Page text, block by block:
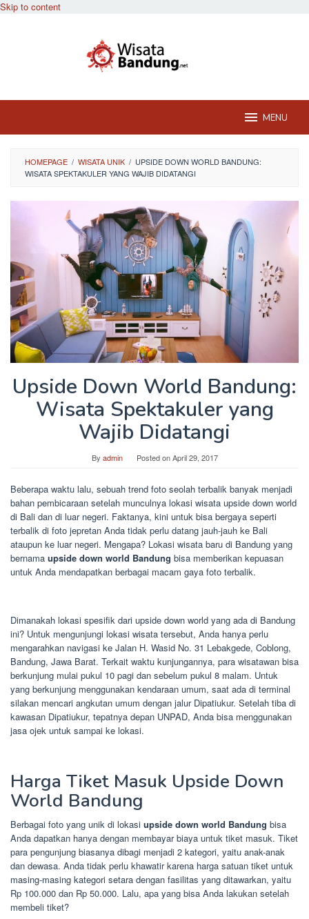
Skip to content
MENU
HOMEPAGE / WISATA UNIK / UPSIDE DOWN WORLD BANDUNG:
WISATA SPEKTAKULER YANG WAJIB DIDATANGI
Upside Down World Bandung:
Wisata Spektakuler yang
Wajib Didatangi
By admin Posted onApril 29, 2017
Beberapa waktu lalu, sebuah trend foto seolah terbalik banyak menjadi
bahan pembicaraan setelah munculnya lokasi wisata upside down world
di Bali dan di luar negeri. Faktanya, kini untuk bisa bergaya seperti
terbalik di foto jepretan Anda tidak perlu datang jauh-jauh ke Bali
ataupun ke luar negeri. Mengapa? Lokasi wisata baru di Bandung yang
bernama upside down world Bandung bisa memberikan kepuasan
untuk Anda mendapatkan berbagai macam gaya foto terbalik.
Dimanakah lokasi spesifik dari upside down world yang ada di Bandung
ini? Untuk mengunjungi lokasi wisata tersebut, Anda hanya perlu
mengarahkan navigasi ke Jalan H. Wasid No. 31 Lebakgede, Coblong,
Bandung, Jawa Barat. Terkait waktu kunjungannya, para wisatawan bisa
berkunjung mulai pukul 10 pagi dan sebelum pukul 8 malam. Untuk
yang berkunjung menggunakan kendaraan umum, saat ada di terminal
silakan mencari angkutan umum dengan jalur Dipatiukur. Setelah tiba di
kawasan Dipatiukur, tepatnya depan UNPAD, Anda bisa menggunakan
jasa ojek untuk sampai ke lokasi.
Harga Tiket Masuk Upside Down
World Bandung
Berbagai foto yang unik di lokasi upside down world Bandung bisa
Anda dapatkan hanya dengan membayar biaya untuk tiket masuk. Tiket
para pengunjung biasanya dibagi menjadi 2 kategori, yaitu anak-anak
dan dewasa. Anda tidak perlu khawatir karena harga satuan tiket untuk
masing-masing kategori setara dengan fasilitas yang ditawarkan, yaitu
Rp 100.000 dan Rp 50.000. Lalu, apa yang bisa Anda lakukan setelah
membeli tiket?